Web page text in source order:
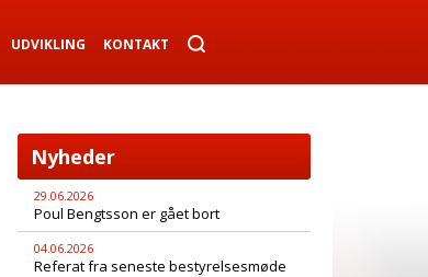
UDVIKLING KONTAKT
Nyheder
29.06.2026
Poul Bengtsson er gået bort
04.06.2026
Referat fra seneste bestyrelsesmøde